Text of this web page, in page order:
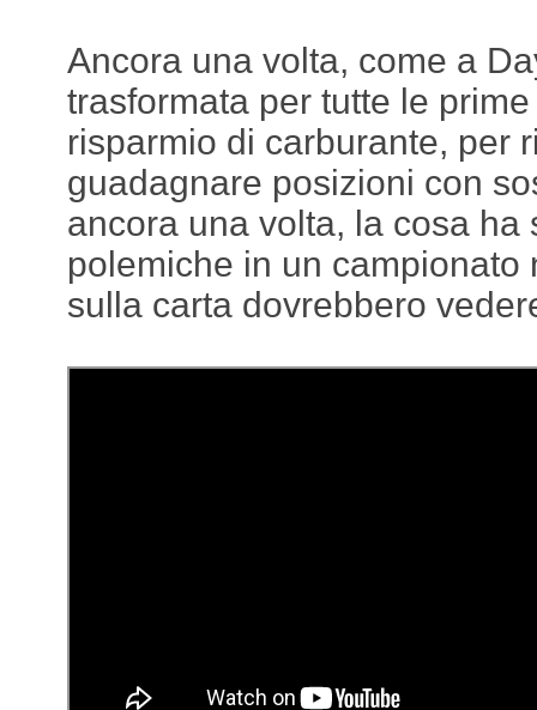
Ancora una volta, come a
trasformata per tutte le
risparmio di carburante, per
guadagnare posizioni con
ancora una volta, la cosa ha
polemiche in un campionato
sulla carta dovrebbero